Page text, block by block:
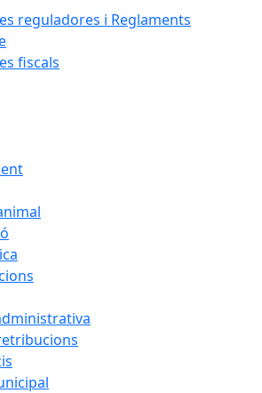
reguladores i Reglaments
fiscals